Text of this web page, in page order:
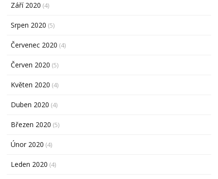
Září 2020 (4)
Srpen 2020 (5)
Červenec 2020 (4)
Červen 2020 (5)
Květen 2020 (4)
Duben 2020 (4)
Březen 2020 (5)
Únor 2020 (4)
Leden 2020 (4)